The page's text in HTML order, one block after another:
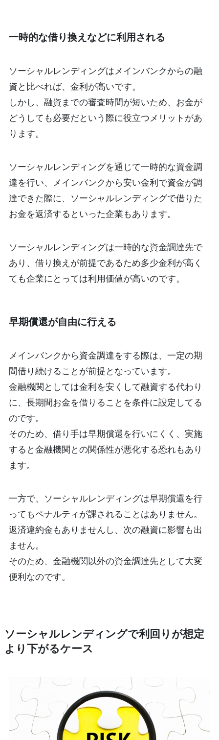
一時的な借り換えなどに利用される
ソーシャルレンディングはメインバンクからの融
資と比べれば、金利が高いです。
しかし、融資までの審査時間が短いため、お金が
どうしても必要だという際に役立つメリットがあ
ります。
ソーシャルレンディングを通じて一時的な資金調
達を行い、メインバンクから安い金利で資金が調
達できた際に、ソーシャルレンディングで借りた
お金を返済するといった企業もあります。
ソーシャルレンディングは一時的な資金調達先で
あり、借り換えが前提であるため多少金利が高く
ても企業にとっては利用価値が高いのです。
早期償還が自由に行える
メインバンクから資金調達をする際は、一定の期
間借り続けることが前提となっています。
金融機関としては金利を安くして融資する代わり
に、長期間お金を借りることを条件に設定してる
のです。
そのため、借り手は早期償還を行いにくく、実施
すると金融機関との関係性が悪化する恐れもあり
ます。
一方で、ソーシャルレンディングは早期償還を行
ってもペナルティが課されることはありません。
返済違約金もありませんし、次の融資に影響も出
ません。
そのため、金融機関以外の資金調達先として大変
便利なのです。
ソーシャルレンディングで利回りが想定
より下がるケース